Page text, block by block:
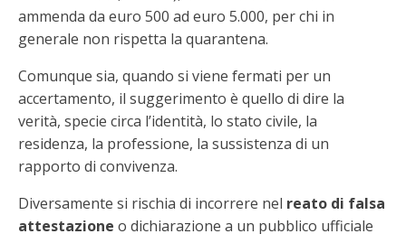
ammenda da euro 500 ad euro 5.000, per chi in
generale non rispetta la quarantena.
Comunque sia, quando si viene fermati per un
accertamento, il suggerimento è quello di dire la
verità, specie circa l’identità, lo stato civile, la
residenza, la professione, la sussistenza di un
rapporto di convivenza.
Diversamente si rischia di incorrere nel reato di falsa
attestazione o dichiarazione a un pubblico ufficiale